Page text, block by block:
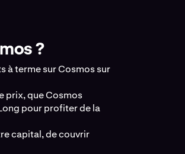
?
à terme sur Cosmos sur
prix, que Cosmos
pour profiter de la
capital, de couvrir